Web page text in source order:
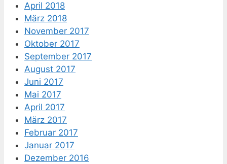
April 2018
März 2018
November 2017
Oktober 2017
September 2017
August 2017
Juni 2017
Mai 2017
April 2017
März 2017
Februar 2017
Januar 2017
Dezember 2016